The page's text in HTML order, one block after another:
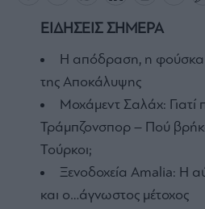
ΕΙΔΗΣΕΙΣ ΣΗΜΕΡΑ
Η απόδραση, η φούσκα
της Αποκάλυψης
Μοχάμεντ Σαλάχ: Γιατί
Τράμπζονσπορ – Πού
Τούρκοι;
Ξενοδοχεία Amalia: H
και ο…άγνωστος μέτοχος